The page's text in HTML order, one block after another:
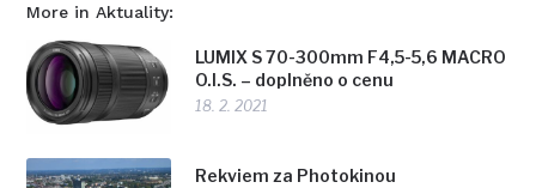
More in Aktuality:
LUMIX S 70-300mm F4,5-5,6 MACRO
O.I.S. – doplněno o cenu
18. 2. 2021
Rekviem za Photokinou